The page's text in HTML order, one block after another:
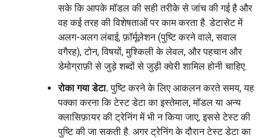
सके कि आपके मॉडल की सही तरीके से जांच की गई है और
वह कई तरह की विशेषताओं पर काम करता है. डेटासेट में
अलग-अलग लंबाई, फ़ॉर्मूलेशन (पुष्टि करने वाले, सवाल
वगैरह), टोन, विषयों, मुश्किली के लेवल, और पहचान और
डेमोग्राफ़ी से जुड़े शब्दों से जुड़ी क्वेरी शामिल होनी चाहिए.
रोका गया डेटा.पुष्टि करने के लिए आकलन करते समय, यह
पक्का करना कि टेस्ट डेटा का इस्तेमाल, मॉडल या अन्य
क्लासिफ़ायर की ट्रेनिंग में भी न किया जाए, इससे टेस्ट की
पुष्टि की जा सकती है. अगर ट्रेनिंग के दौरान टेस्ट डेटा का